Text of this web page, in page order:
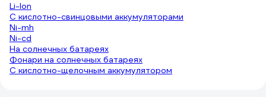
Li-Ion
С кислотно-свинцовыми аккумуляторами
Ni-mh
Ni-cd
На солнечных батареях
Фонари на солнечных батареях
С кислотно-щелочным аккумулятором